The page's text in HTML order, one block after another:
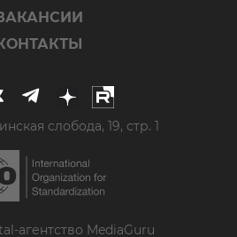
слобода, 19, стр. 1
агентство MediaGuru